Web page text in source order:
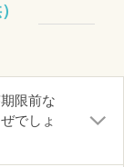
限前な
でしょ